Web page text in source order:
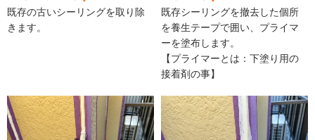
既存の古いシーリングを取り除
きます。
既存シーリングを撤去した個所
を養生テープで囲い、プライマ
ーを塗布します。
【プライマーとは：下塗り用の
接着剤の事】